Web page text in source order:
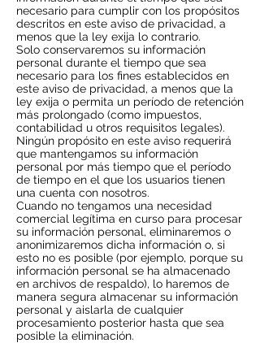
necesario para cumplir con los propósitos
descritos en este aviso de privacidad, a
menos que la ley exija lo contrario.
Solo conservaremos su información
personal durante el tiempo que sea
necesario para los fines establecidos en
este aviso de privacidad, a menos que la
ley exija o permita un período de retención
más prolongado (como impuestos,
contabilidad u otros requisitos legales).
Ningún propósito en este aviso requerirá
que mantengamos su información
personal por más tiempo que el período
de tiempo en el que los usuarios tienen
una cuenta con nosotros.
Cuando no tengamos una necesidad
comercial legítima en curso para procesar
su información personal, eliminaremos o
anonimizaremos dicha información o, si
esto no es posible (por ejemplo, porque su
información personal se ha almacenado
en archivos de respaldo), lo haremos de
manera segura almacenar su información
personal y aislarla de cualquier
procesamiento posterior hasta que sea
posible la eliminación.